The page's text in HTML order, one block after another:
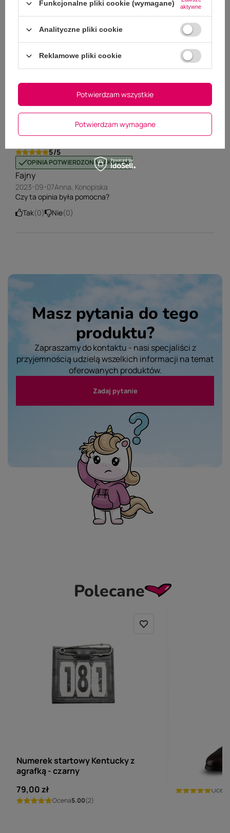
(0)
(0)
5/5
OPINIA POTWIERDZONA ZAKUPEM
Super....
Joanna, Długie Pole
Czy ta opinia była pomocna?
5/5
OPINIA POTWIERDZONA ZAKUPEM
Fajny
2023-09-07Anna, Konopiska
Czy ta opinia była pomocna?
Tak 0 Nie 0
Masz pytania do tego
produktu?
Zapraszamy do kontaktu - nasi specjaliści z
przyjemnością udzielą wszelkich informacji na temat
oferowanych produktów.
Zadaj pytanie
Polecane
Numerek startowy Kentucky z
agrafką - czarny
79,00 zł
Ocena5.00(2)
Oficerki
1 499,00 zł
Ocena
Funkcjonalne pliki cookie (wymagane)
aktywne
Analityczne pliki cookie
Reklamowe pliki cookie
Potwierdzam wymagane
Potwierdzam wszystkie